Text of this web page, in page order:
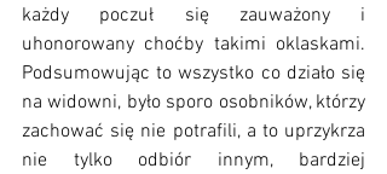
każdy poczuł się zauważony i
uhonorowany choćby takimi oklaskami.
Podsumowując to wszystko co działo się
na widowni, było sporo osobników, którzy
zachować się nie potrafili, a to uprzykrza
nie tylko odbiór innym, bardziej